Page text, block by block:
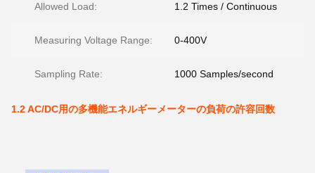
Allowed Load: 1.2 Times / Continuous
Measuring Voltage Range: 0-400V
Sampling Rate: 1000 Samples/second
1.2 AC/DC用の多機能エネルギーメーターの負荷の許容回数